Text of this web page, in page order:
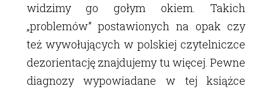
widzimy go gołym okiem. Takich
„problemów” postawionych na opak czy
też wywołujących w polskiej czytelniczce
dezorientację znajdujemy tu więcej. Pewne
diagnozy wypowiadane w tej książce